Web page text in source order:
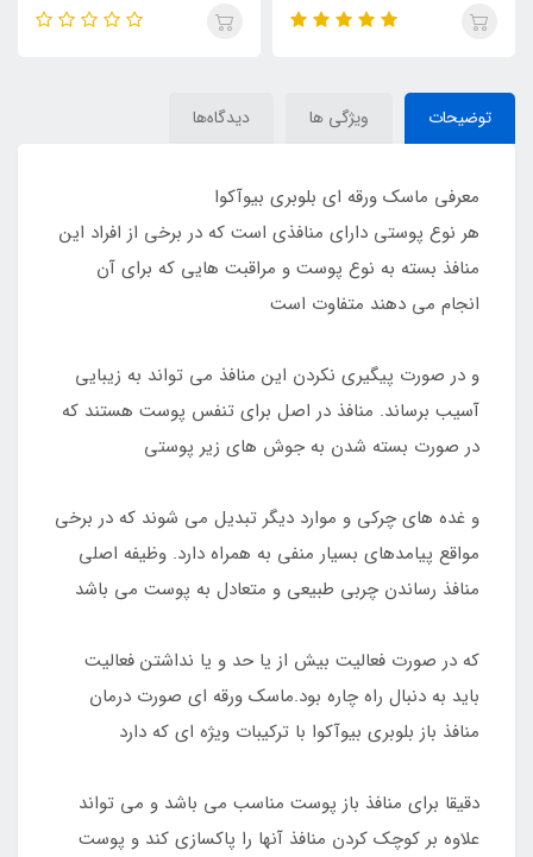
میلی لیتر
30 میل
توضیحات ویژگی ها دیدگاه‌ها
معرفی ماسک ورقه ای بلوبری بیوآکوا
هر نوع پوستی دارای منافذی است که در برخی از افراد این
منافذ بسته به نوع پوست و مراقبت هایی که برای آن
انجام می دهند متفاوت است
و در صورت پیگیری نکردن این منافذ می تواند به زیبایی
آسیب برساند. منافذ در اصل برای تنفس پوست هستند که
در صورت بسته شدن به جوش های زیر پوستی
و غده های چرکی و موارد دیگر تبدیل می شوند که در برخی
مواقع پیامدهای بسیار منفی به همراه دارد. وظیفه اصلی
منافذ رساندن چربی طبیعی و متعادل به پوست می باشد
که در صورت فعالیت بیش از یا حد و یا نداشتن فعالیت
باید به دنبال راه چاره بود.ماسک ورقه ای صورت درمان
منافذ باز بلوبری بیوآکوا با ترکیبات ویژه ای که دارد
دقیقا برای منافذ باز پوست مناسب می باشد و می تواند
علاوه بر کوچک کردن منافذ آنها را پاکسازی کند و پوست